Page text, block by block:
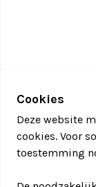
ook echt wat
voor
worden
meer te halen
Waarom
Cookies
Deze website
cookies. Voor
toestemming